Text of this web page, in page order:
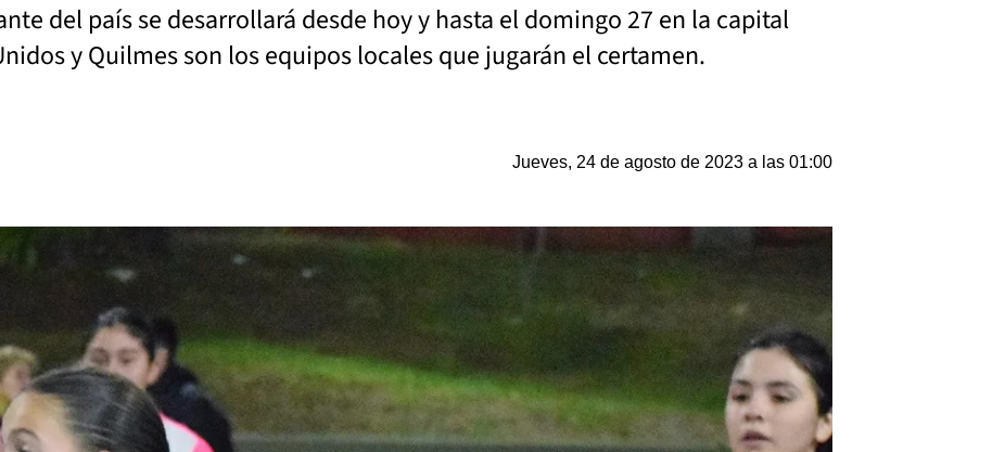
del país se desarrollará desde hoy y hasta el domingo 27 en la capital
y Quilmes son los equipos locales que jugarán el certamen.
Jueves, 24 de agosto de 2023 a las 01:00